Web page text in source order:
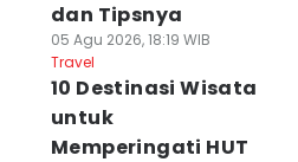
dan Tipsnya
05 Agu 2026, 18:19 WIB
Travel
10 Destinasi Wisata
untuk
Memperingati HUT